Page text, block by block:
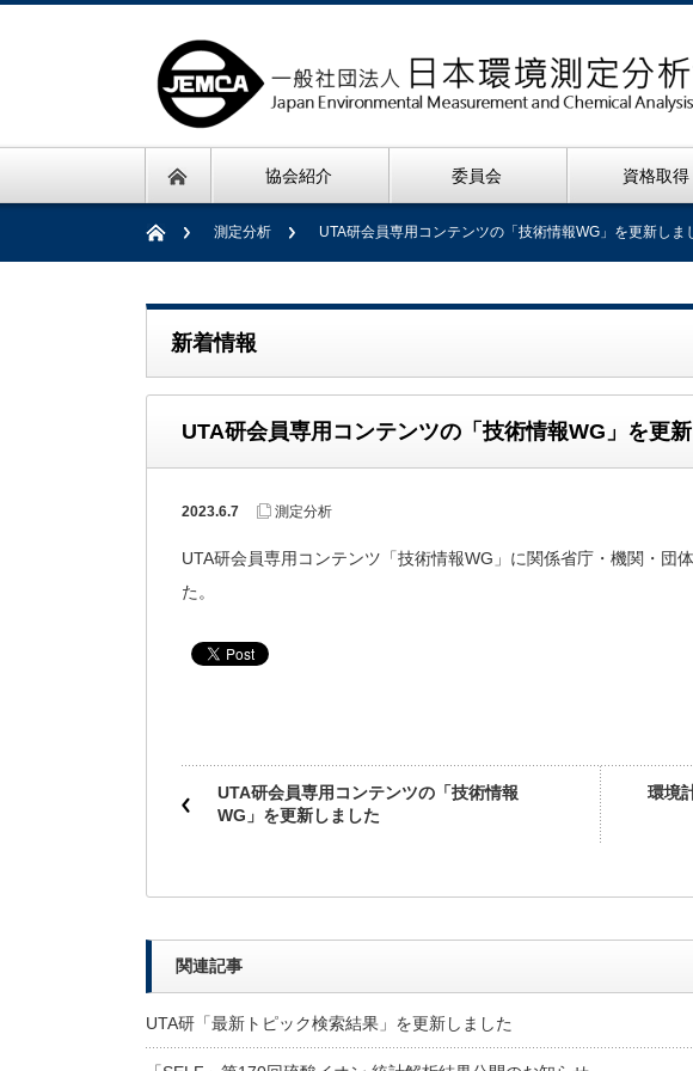
協会紹介 委員会 資格取得
測定分析 UTA研会員専用コンテンツの「技術情報WG」を更新しま
新着情報
UTA研会員専用コンテンツの「技術情報WG」を更
2023.6.7 測定分析
UTA研会員専用コンテンツ「技術情報WG」に関係省庁・機関・団
た。
UTA研会員専用コンテンツの「技術情報
WG」を更新しました
環境
関連記事
UTA研「最新トピック検索結果」を更新しました